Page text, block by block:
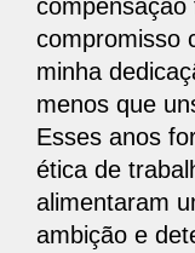
compromisso
minha
menos que
Esses anos
ética de
alimentaram
ambição e